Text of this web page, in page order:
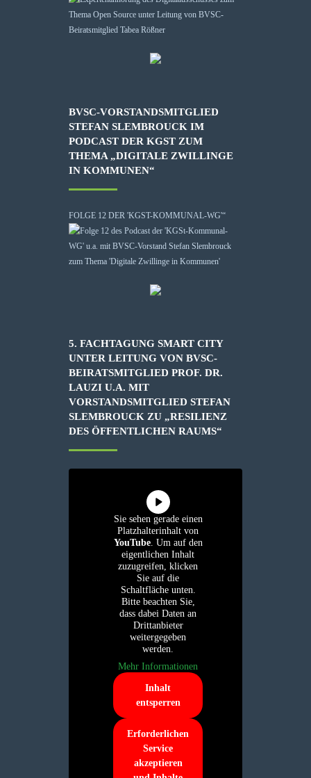
BVSC-VORSTANDSMITGLIED
STEFAN SLEMBROUCK IM
PODCAST DER KGST ZUM
THEMA „DIGITALE ZWILLINGE
IN KOMMUNEN“
FOLGE 12 DER 'KGST-KOMMUNAL-WG'“
5. FACHTAGUNG SMART CITY
UNTER LEITUNG VON BVSC-
BEIRATSMITGLIED PROF. DR.
LAUZI U.A. MIT
VORSTANDSMITGLIED STEFAN
SLEMBROUCK ZU „RESILIENZ
DES ÖFFENTLICHEN RAUMS“
Sie sehen gerade einen
Platzhalterinhalt von
YouTube. Um auf den
eigentlichen Inhalt
zuzugreifen, klicken
Sie auf die
Schaltfläche unten.
Bitte beachten Sie,
dass dabei Daten an
Drittanbieter
weitergegeben
werden.
Mehr Informationen
Inhalt
entsperren
Erforderlichen
Service
akzeptieren